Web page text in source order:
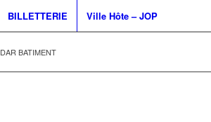
BILLETTERIE Ville Hôte – JOP
DAR BATIMENT